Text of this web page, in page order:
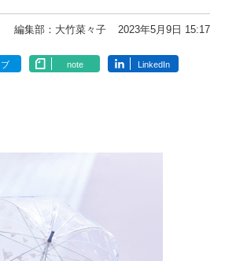
編集部：大竹菜々子 2023年5月9日 15:17
note LinkedIn